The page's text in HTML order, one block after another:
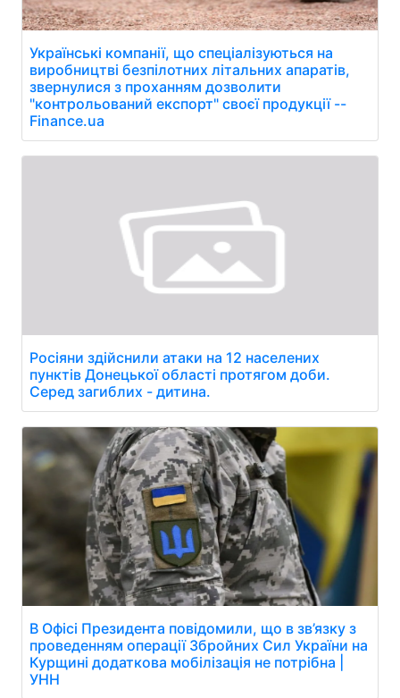
Українські компанії, що спеціалізуються на
виробництві безпілотних літальних апаратів,
звернулися з проханням дозволити
"контрольований експорт" своєї продукції --
Finance.ua
Росіяни здійснили атаки на 12 населених
пунктів Донецької області протягом доби.
Серед загиблих - дитина.
В Офісі Президента повідомили, що в зв’язку з
проведенням операції Збройних Сил України на
Курщині додаткова мобілізація не потрібна |
УНН